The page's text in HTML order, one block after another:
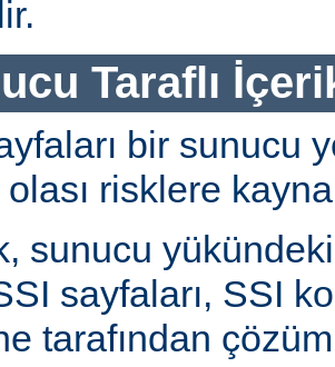
Taraflı
bir sunucu
risklere
sunucu yükündeki
sayfaları, SSI
tarafından